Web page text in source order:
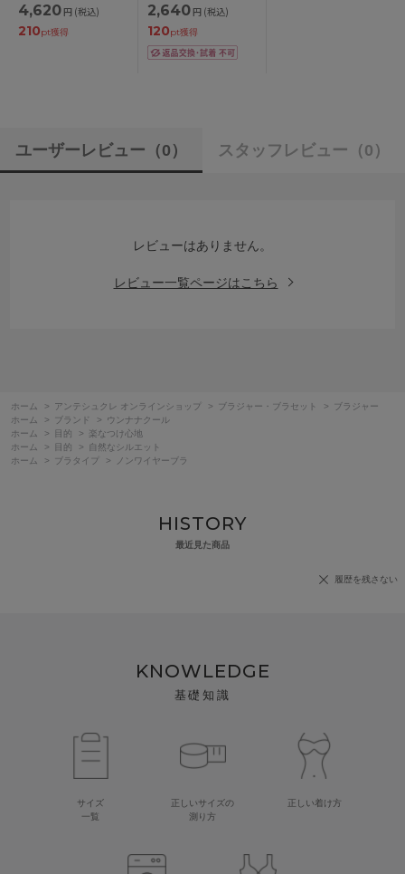
ブラ S/M/L/LL
4,620 円 (税込)
210pt獲得
ーツ M/L
2,640 円 (税込)
120pt獲得
ユーザーレビュー （0） スタッフレビュー （0）
レビューはありません。
レビュー一覧ページはこちら
ホーム > アンテシュクレ オンラインショップ > ブラジャー・ブラセット >
ブラジャー
ホーム
> ブランド >
ウンナナクール
ホーム
> 目的 >
楽なつけ心地
ホーム
> 目的 >
自然なシルエット
ホーム
> ブラタイプ > ノンワイヤーブラ
HISTORY
最近見た商品
履歴を残さない
KNOWLEDGE
基礎知識
サイズ
一覧
正しいサイズの
測り方
正しい着け方